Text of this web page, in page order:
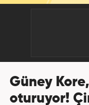
Güney
oturuyor!